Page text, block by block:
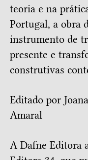
teoria e na
Portugal, a obra
instrumento de
presente e
construtivas
Editado por
Amaral
A Dafne Editora